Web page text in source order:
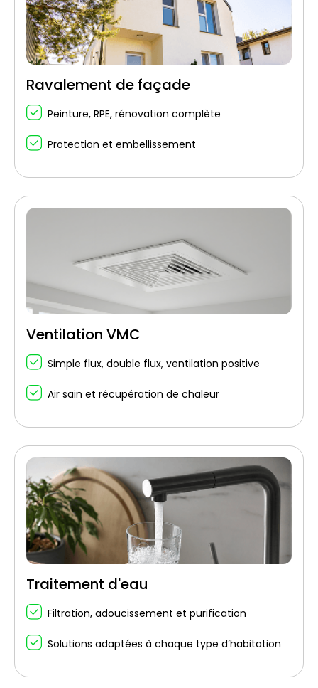
Ravalement de façade
Peinture, RPE, rénovation complète
Protection et embellissement
Ventilation VMC
Simple flux, double flux, ventilation positive
Air sain et récupération de chaleur
Traitement d'eau
Filtration, adoucissement et purification
Solutions adaptées à chaque type d’habitation